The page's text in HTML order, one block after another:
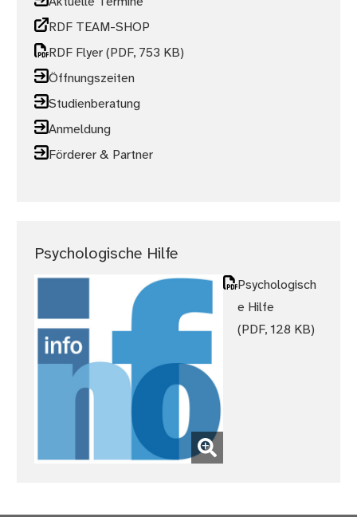
RDF TEAM-SHOP
RDF Flyer (PDF, 753 KB)
Öffnungszeiten
Studienberatung
Anmeldung
Förderer & Partner
Psychologische Hilfe
Psychologisch
e Hilfe
(PDF, 128 KB)